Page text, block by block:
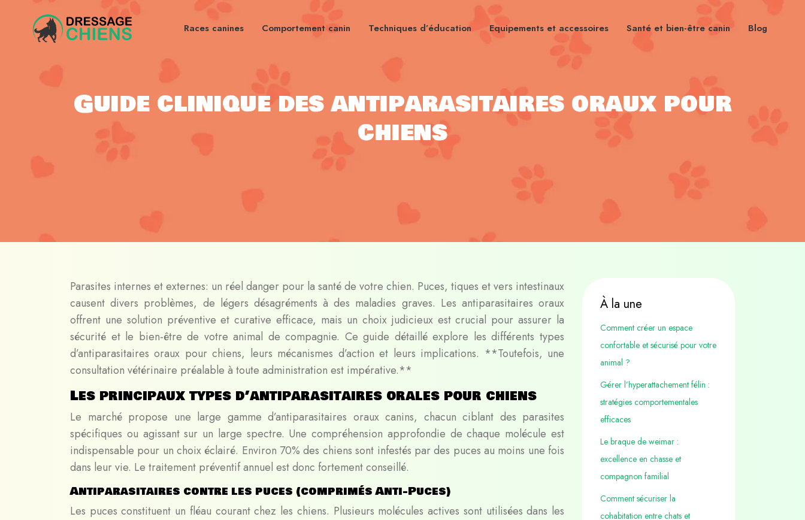
Races canines Comportement canin Techniques d’éducation Equipements et accessoires Santé et bien-être canin Blog
Guide clinique des antiparasitaires oraux pour
chiens
Parasites internes et externes: un réel danger pour la santé de votre chien. Puces, tiques et vers intestinaux
causent divers problèmes, de légers désagréments à des maladies graves. Les antiparasitaires oraux
offrent une solution préventive et curative efficace, mais un choix judicieux est crucial pour assurer la
sécurité et le bien-être de votre animal de compagnie. Ce guide détaillé explore les différents types
d’antiparasitaires oraux pour chiens, leurs mécanismes d’action et leurs implications. **Toutefois, une
consultation vétérinaire préalable à toute administration est impérative.**
Les principaux types d’antiparasitaires orales pour chiens
Le marché propose une large gamme d’antiparasitaires oraux canins, chacun ciblant des parasites
spécifiques ou agissant sur un large spectre. Une compréhension approfondie de chaque molécule est
indispensable pour un choix éclairé. Environ 70% des chiens sont infestés par des puces au moins une fois
dans leur vie. Le traitement préventif annuel est donc fortement conseillé.
Antiparasitaires contre les puces (comprimés Anti-Puces)
Les puces constituent un fléau courant chez les chiens. Plusieurs molécules actives sont utilisées dans les
À la une
Comment créer un espace
confortable et sécurisé pour votre
animal ?
Gérer l’hyperattachement félin :
stratégies comportementales
efficaces
Le braque de weimar :
excellence en chasse et
compagnon familial
Comment sécuriser la
cohabitation entre chats et